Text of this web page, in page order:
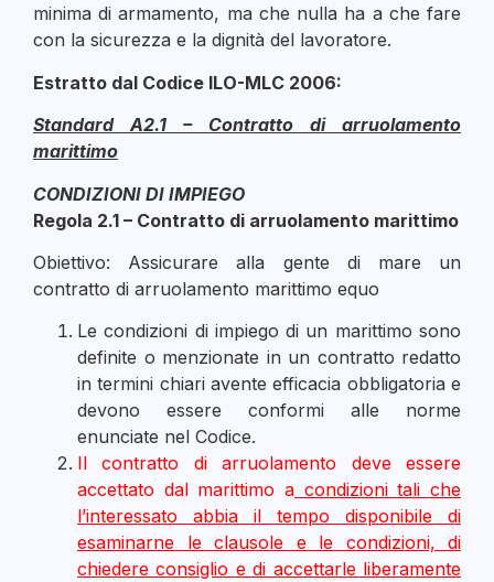
minima di armamento, ma che nulla ha a che fare
con la sicurezza e la dignità del lavoratore.
Estratto dal Codice ILO-MLC 2006:
Standard A2.1 – Contratto di arruolamento
marittimo
CONDIZIONI DI IMPIEGO
Regola 2.1 – Contratto di arruolamento marittimo
Obiettivo: Assicurare alla gente di mare un
contratto di arruolamento marittimo equo
Le condizioni di impiego di un marittimo sono
definite o menzionate in un contratto redatto
in termini chiari avente efficacia obbligatoria e
devono essere conformi alle norme
enunciate nel Codice.
Il contratto di arruolamento deve essere
accettato dal marittimo a condizioni tali che
l’interessato abbia il tempo disponibile di
esaminarne le clausole e le condizioni, di
chiedere consiglio e di accettarle liberamente